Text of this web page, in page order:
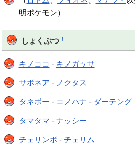
明ポケモン）
しょくぶつ †
キノココ - キノガッサ
サボネア - ノクタス
タネボー - コノハナ - ダーテング
タマタマ - ナッシー
チェリンボ - チェリム